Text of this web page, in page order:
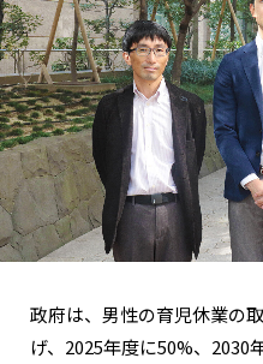
政府は、男性の育児休業の
げ、2025年度に50%、2030